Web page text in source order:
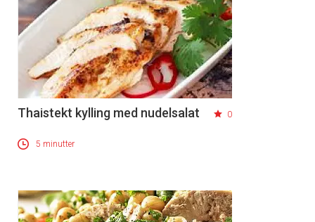
Thaistekt kylling med nudelsalat 0
5 minutter